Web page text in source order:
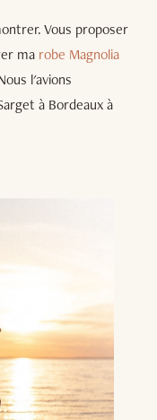
Vous proposer
ma robe Magnolia
l'avions
à Bordeaux à